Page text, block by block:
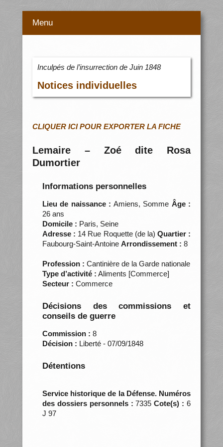
Menu
Inculpés de l’insurrection de Juin 1848
Notices individuelles
CLIQUER ICI POUR EXPORTER LA FICHE
Lemaire – Zoé dite Rosa
Dumortier
Informations personnelles
Lieu de naissance : Amiens, Somme Âge :
26 ans
Domicile : Paris, Seine
Adresse : 14 Rue Roquette (de la)Quartier :
Faubourg-Saint-Antoine Arrondissement : 8
Profession : Cantinière de la Garde nationale
Type d’activité : Aliments [Commerce]
Secteur : Commerce
Décisions des commissions et
conseils de guerre
Commission : 8
Décision : Liberté - 07/09/1848
Détentions
Service historique de la Défense. Numéros
des dossiers personnels :7335Cote(s) : 6
J 97